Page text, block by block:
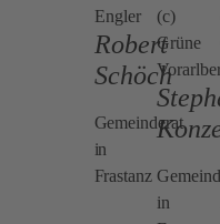
Engler
Robert
Schöch
Gemeinderat
in
Frastanz
(c)
Grüne
in